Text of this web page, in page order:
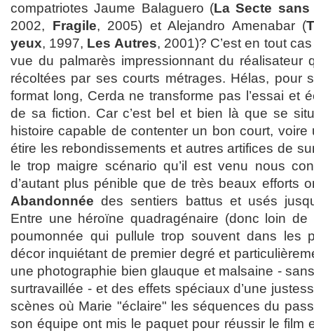
compatriotes Jaume Balaguero (La Secte sans
2002, Fragile, 2005) et Alejandro Amenabar (
yeux, 1997, Les Autres, 2001)? C’est en tout
vue du palmarès impressionnant du réalisateur
récoltées par ses courts métrages. Hélas, pour
format long, Cerda ne transforme pas l’essai et
de sa fiction. Car c’est bel et bien là que se
histoire capable de contenter un bon court, voire
étire les rebondissements et autres artifices de
le trop maigre scénario qu’il est venu nous
d’autant plus pénible que de très beaux efforts
Abandonnée des sentiers battus et usés
Entre une héroïne quadragénaire (donc loin de
poumonnée qui pullule trop souvent dans les
décor inquiétant de premier degré et
une photographie bien glauque et malsaine -
surtravaillée - et des effets spéciaux d’une
scènes où Marie "éclaire" les séquences du
son équipe ont mis le paquet pour réussir le film